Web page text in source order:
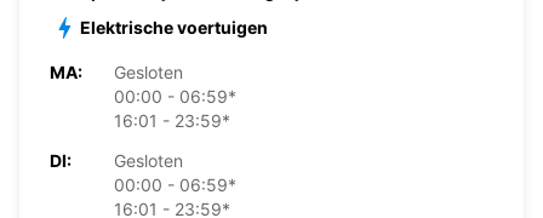
Elektrische voertuigen
MA:
Gesloten
00:00 - 06:59*
16:01 - 23:59*
DI:
Gesloten
00:00 - 06:59*
16:01 - 23:59*